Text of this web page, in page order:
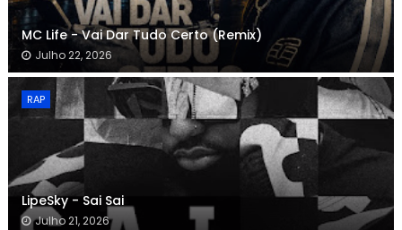
MC Life - Vai Dar Tudo Certo (Remix)
Julho 22, 2026
RAP
LipeSky - Sai Sai
Julho 21, 2026